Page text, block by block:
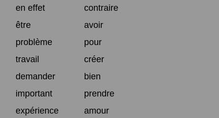
en effet
contraire
être
avoir
problème
pour
travail
créer
demander
bien
important
prendre
expérience
amour